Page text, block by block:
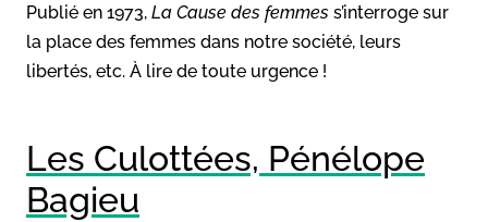
Publié en 1973, La Cause des femmes s’interroge sur
la place des femmes dans notre société, leurs
libertés, etc. À lire de toute urgence !
Les Culottées, Pénélope
Bagieu